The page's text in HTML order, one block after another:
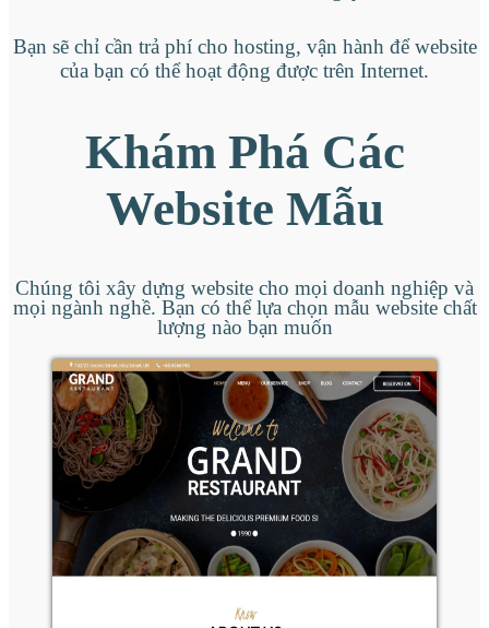
Bạn sẽ chỉ cần trả phí cho hosting, vận hành để website
của bạn có thể hoạt động được trên Internet.
Khám Phá Các
Website Mẫu
Chúng tôi xây dựng website cho mọi doanh nghiệp và
mọi ngành nghề. Bạn có thể lựa chọn mẫu website chất
lượng nào bạn muốn